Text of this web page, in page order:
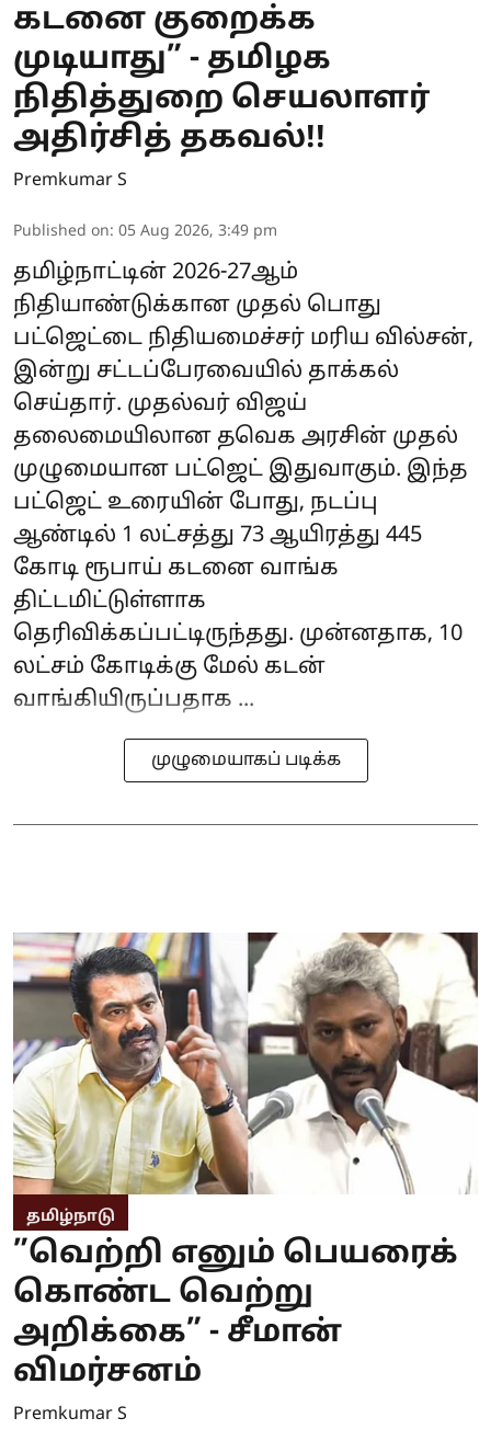
கடனை குறைக்க
முடியாது” - தமிழக
நிதித்துறை செயலாளர்
அதிர்சித் தகவல்!!
Premkumar S
Published on: 05 Aug 2026, 3:49 pm
தமிழ்நாட்டின் 2026-27ஆம்
நிதியாண்டுக்கான முதல் பொது
பட்ஜெட்டை நிதியமைச்சர் மரிய வில்சன்,
இன்று சட்டப்பேரவையில் தாக்கல்
செய்தார். முதல்வர் விஜய்
தலைமையிலான தவெக அரசின் முதல்
முழுமையான பட்ஜெட் இதுவாகும். இந்த
பட்ஜெட் உரையின் போது, நடப்பு
ஆண்டில் 1 லட்சத்து 73 ஆயிரத்து 445
கோடி ரூபாய் கடனை வாங்க
திட்டமிட்டுள்ளாக
தெரிவிக்கப்பட்டிருந்தது. முன்னதாக, 10
லட்சம் கோடிக்கு மேல் கடன்
வாங்கியிருப்பதாக ...
முழுமையாகப் படிக்க
தமிழ்நாடு
”வெற்றி எனும் பெயரைக்
கொண்ட வெற்று
அறிக்கை” - சீமான்
விமர்சனம்
Premkumar S